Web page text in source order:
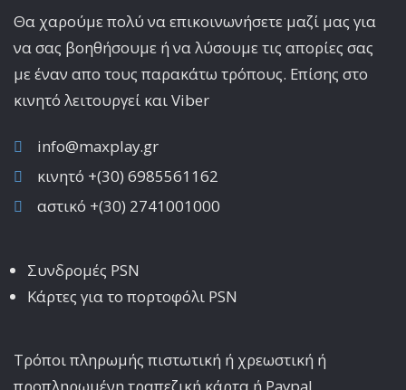
Θα χαρούμε πολύ να επικοινωνήσετε μαζί μας για
να σας βοηθήσουμε ή να λύσουμε τις απορίες σας
με έναν απο τους παρακάτω τρόπους. Επίσης στο
κινητό λειτoυργεί και Viber
info@maxplay.gr
κινητό +(30) 6985561162
αστικό +(30) 2741001000
Συνδρομές PSN
Κάρτες για το πορτοφόλι PSN
Τρόποι πληρωμής πιστωτική ή χρεωστική ή